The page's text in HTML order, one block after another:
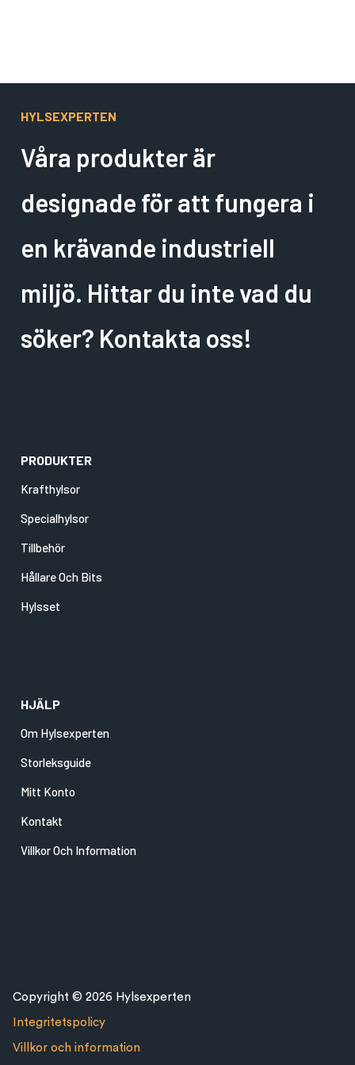
HYLSEXPERTEN
Våra produkter är
designade för att fungera i
en krävande industriell
miljö. Hittar du inte vad du
söker? Kontakta oss!
PRODUKTER
Krafthylsor
Specialhylsor
Tillbehör
Hållare Och Bits
Hylsset
HJÄLP
Om Hylsexperten
Storleksguide
Mitt Konto
Kontakt
Villkor Och Information
Copyright © 2026 Hylsexperten
Integritetspolicy
Villkor och information